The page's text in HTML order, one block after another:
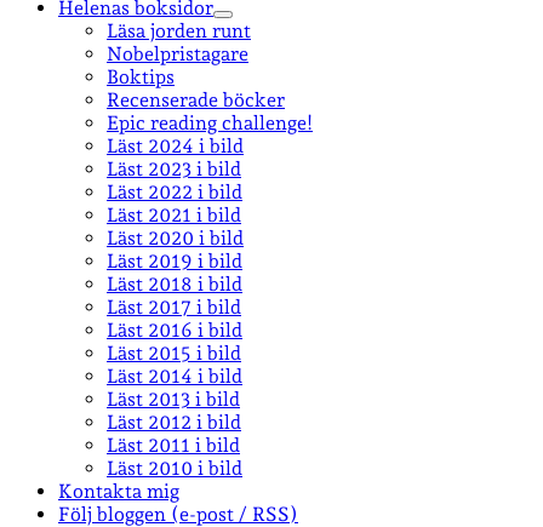
Helenas boksidor
öppna
undermeny
Läsa jorden runt
Nobelpristagare
Boktips
Recenserade böcker
Epic reading challenge!
Läst 2024 i bild
Läst 2023 i bild
Läst 2022 i bild
Läst 2021 i bild
Läst 2020 i bild
Läst 2019 i bild
Läst 2018 i bild
Läst 2017 i bild
Läst 2016 i bild
Läst 2015 i bild
Läst 2014 i bild
Läst 2013 i bild
Läst 2012 i bild
Läst 2011 i bild
Läst 2010 i bild
Kontakta mig
Följ bloggen (e-post / RSS)